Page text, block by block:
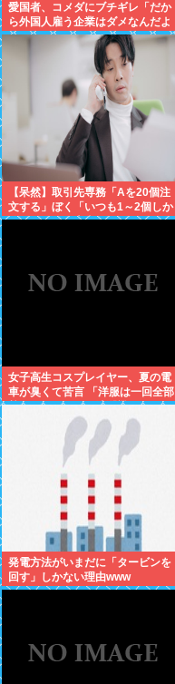
愛国者、コメダにブチギレ「だか
ら外国人雇う企業はダメなんだよ
」
【呆然】取引先専務「Aを20個注
文する」ぼく「いつも1～2個しか
使わないけど本当に20であって
女子高生コスプレイヤー、夏の電
車が臭くて苦言 「洋服は一回全部
熱湯につけよう！洗濯機はキッチ
ンハイター薄めた水で一回まわそ
発電方法がいまだに「タービンを
回す」しかない理由www